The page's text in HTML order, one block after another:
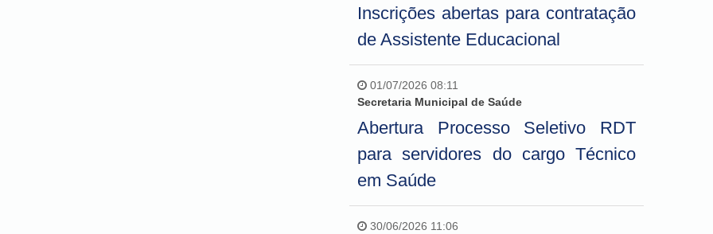
Inscrições abertas para contratação
de Assistente Educacional
01/07/2026 08:11
Secretaria Municipal de Saúde
Abertura Processo Seletivo RDT
para servidores do cargo Técnico
em Saúde
30/06/2026 11:06